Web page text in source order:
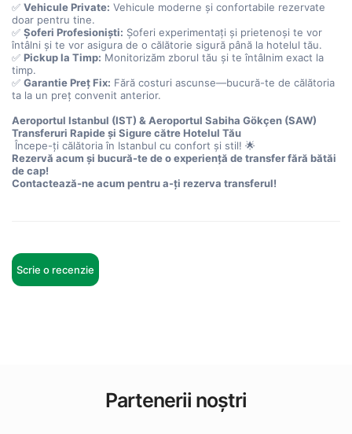
✅ Vehicule Private: Vehicule moderne și confortabile rezervate
doar pentru tine.
✅ Șoferi Profesioniști: Șoferi experimentați și prietenoși te vor
întâlni și te vor asigura de o călătorie sigură până la hotelul tău.
✅ Pickup la Timp: Monitorizăm zborul tău și te întâlnim exact la
timp.
✅ Garantie Preț Fix: Fără costuri ascunse—bucură-te de călătoria
ta la un preț convenit anterior.
Aeroportul Istanbul (IST) & Aeroportul Sabiha Gökçen (SAW)
Transferuri Rapide și Sigure către Hotelul Tău
Începe-ți călătoria în Istanbul cu confort și stil! 🌟
Rezervă acum și bucură-te de o experiență de transfer fără bătăi
de cap!
Contactează-ne acum pentru a-ți rezerva transferul!
Scrie o recenzie
Partenerii noștri